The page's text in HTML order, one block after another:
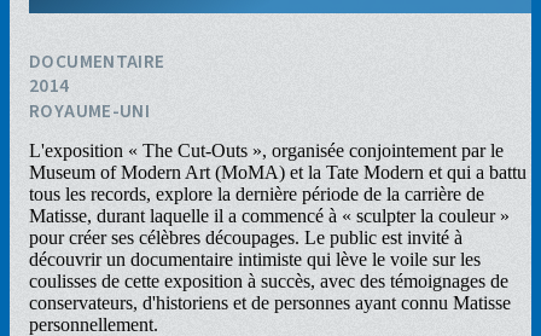
DOCUMENTAIRE
2014
ROYAUME-UNI
L'exposition « The Cut-Outs », organisée conjointement par le
Museum of Modern Art (MoMA) et la Tate Modern et qui a battu
tous les records, explore la dernière période de la carrière de
Matisse, durant laquelle il a commencé à « sculpter la couleur »
pour créer ses célèbres découpages. Le public est invité à
découvrir un documentaire intimiste qui lève le voile sur les
coulisses de cette exposition à succès, avec des témoignages de
conservateurs, d'historiens et de personnes ayant connu Matisse
personnellement.